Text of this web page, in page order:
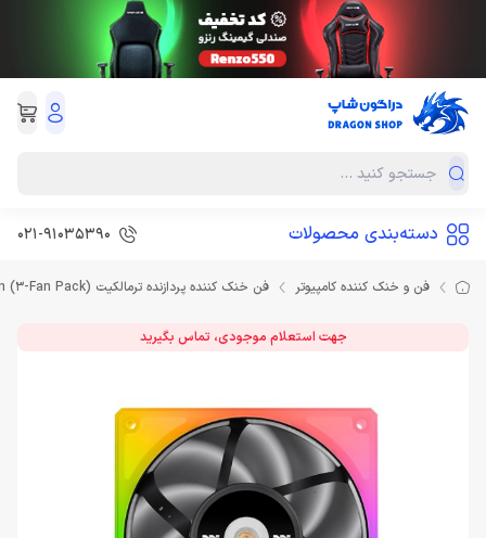
دسته‌بندی محصولات ۰۲۱-۹۱۰۳۵۳۹0
فن و خنک کننده کامپیوتر فن خنک کننده پردازنده ترمالکیت Thermaltake TOUGHFAN 12 RGB High Static Pressure Radiator Fan (3-Fan Pack)
جهت استعلام موجودی، تماس بگیرید